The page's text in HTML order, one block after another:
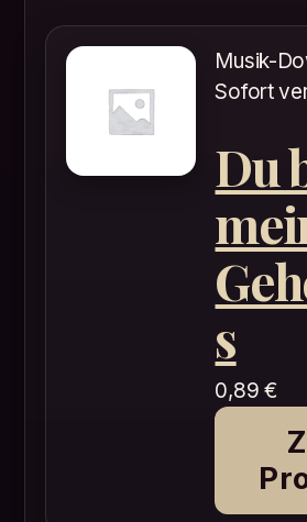
Musik-
Sofort
Du
s
0,89€